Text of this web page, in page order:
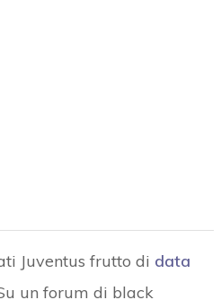
Juventus frutto di data
un forum di black